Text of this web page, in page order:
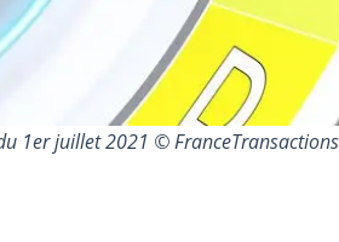
1er juillet 2021 ©